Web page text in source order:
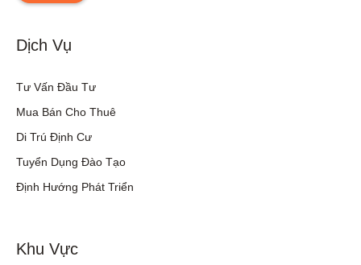
Dịch Vụ
Tư Vấn Đầu Tư
Mua Bán Cho Thuê
Di Trú Định Cư
Tuyển Dụng Đào Tạo
Định Hướng Phát Triển
Khu Vực